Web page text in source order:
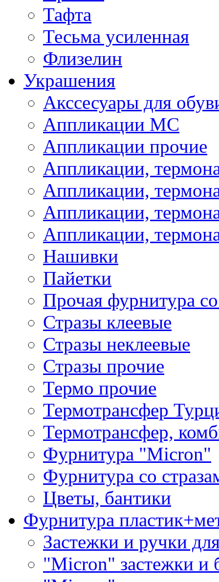
Тафта
Тесьма усиленная
Флизелин
Украшения
Акссесуары для
Аппликации МС
Аппликации прочие
Аппликации,
Аппликации,
Аппликации,
Аппликации,
Нашивки
Пайетки
Прочая фурнитура
Стразы клеевые
Стразы неклеевые
Стразы прочие
Термо прочие
Термотрансфер
Термотрансфер,
Фурнитура "Micron"
Фурнитура со
Цветы, бантики
Фурнитура
Застежки и ручки
"Micron" застежки и